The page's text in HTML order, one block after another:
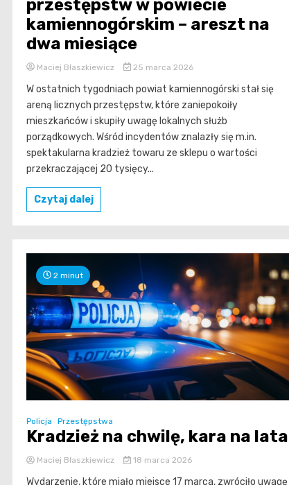
przestępstw w powiecie
kamiennogórskim – areszt na
dwa miesiące
Maciej Błaszkiewicz 25 marca 2026
W ostatnich tygodniach powiat kamiennogórski stał się
areną licznych przestępstw, które zaniepokoiły
mieszkańców i skupiły uwagę lokalnych służb
porządkowych. Wśród incydentów znalazły się m.in.
spektakularna kradzież towaru ze sklepu o wartości
przekraczającej 20 tysięcy...
Czytaj dalej
2 minut
Policja Przestępstwa
Kradzież na chwilę, kara na lata
Maciej Błaszkiewicz 18 marca 2026
Wydarzenie, które miało miejsce 17 marca, zwróciło uwagę